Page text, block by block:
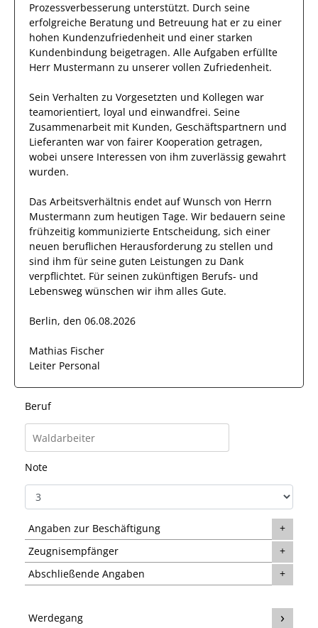
Prozessverbesserung unterstützt. Durch seine
erfolgreiche Beratung und Betreuung hat er zu einer
hohen Kundenzufriedenheit und einer starken
Kundenbindung beigetragen. Alle Aufgaben erfüllte
Herr Mustermann zu unserer vollen Zufriedenheit.
Sein Verhalten zu Vorgesetzten und Kollegen war
teamorientiert, loyal und einwandfrei. Seine
Zusammenarbeit mit Kunden, Geschäftspartnern und
Lieferanten war von fairer Kooperation getragen,
wobei unsere Interessen von ihm zuverlässig gewahrt
wurden.
Das Arbeitsverhältnis endet auf Wunsch von Herrn
Mustermann zum heutigen Tage. Wir bedauern seine
frühzeitig kommunizierte Entscheidung, sich einer
neuen beruflichen Herausforderung zu stellen und
sind ihm für seine guten Leistungen zu Dank
verpflichtet. Für seinen zukünftigen Berufs- und
Lebensweg wünschen wir ihm alles Gute.
Berlin, den 06.08.2026
Mathias Fischer
Leiter Personal
Beruf
Note
Angaben zur Beschäftigung
Zeugnisempfänger
Abschließende Angaben
Werdegang